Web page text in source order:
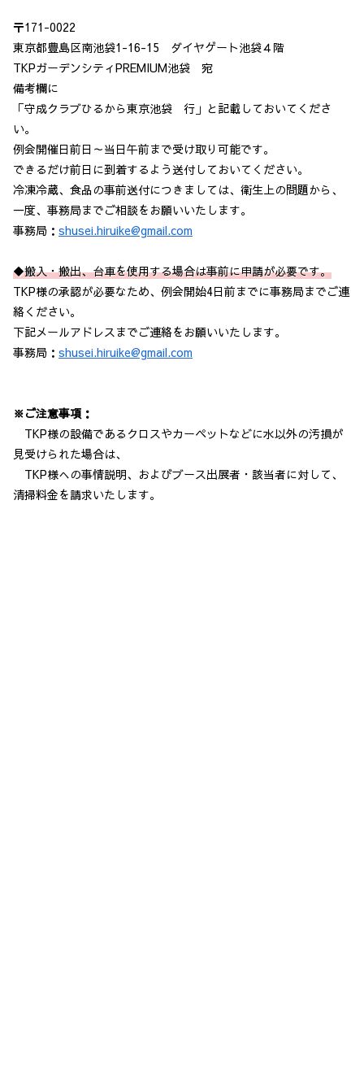
〒171-0022
東京都豊島区南池袋1-16-15 ダイヤゲート池袋４階
TKPガーデンシティPREMIUM池袋 宛
備考欄に
「守成クラブひるから東京池袋 行」と記載しておいてくださ
い。
例会開催日前日～当日午前まで受け取り可能です。
できるだけ前日に到着するよう送付しておいてください。
冷凍冷蔵、食品の事前送付につきましては、衛生上の問題から、
一度、事務局までご相談をお願いいたします。
事務局： shusei.hiruike@gmail.com
◆搬入・搬出、台車を使用する場合は事前に申請が必要です。
TKP様の承認が必要なため、例会開始4日前までに事務局までご連
絡ください。
下記メールアドレスまでご連絡をお願いいたします。
事務局： shusei.hiruike@gmail.com
※ご注意事項：
TKP様の設備であるクロスやカーペットなどに水以外の汚損が
見受けられた場合は、
TKP様への事情説明、およびブース出展者・該当者に対して、
清掃料金を請求いたします。